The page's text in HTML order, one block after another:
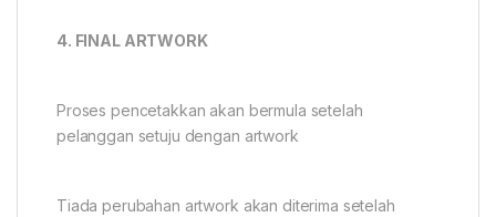
4. FINAL ARTWORK
Proses pencetakkan akan bermula setelah
pelanggan setuju dengan artwork
Tiada perubahan artwork akan diterima setelah